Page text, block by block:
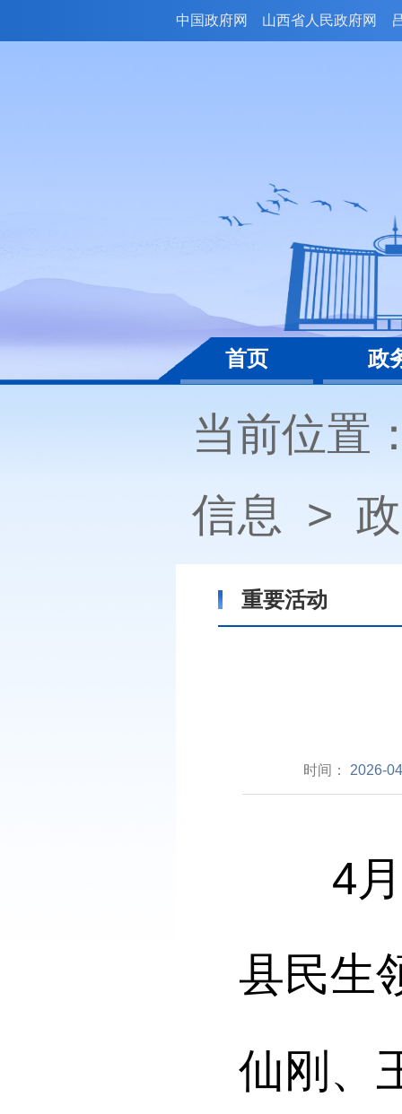
中国政府网 山西省人民政府网
首页 政
当前位置
信息 >
重要活动
时间： 2026-
4月
县民生
仙刚、